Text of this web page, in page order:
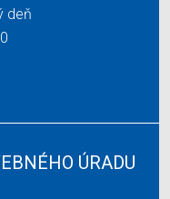
deň
ÚRADU